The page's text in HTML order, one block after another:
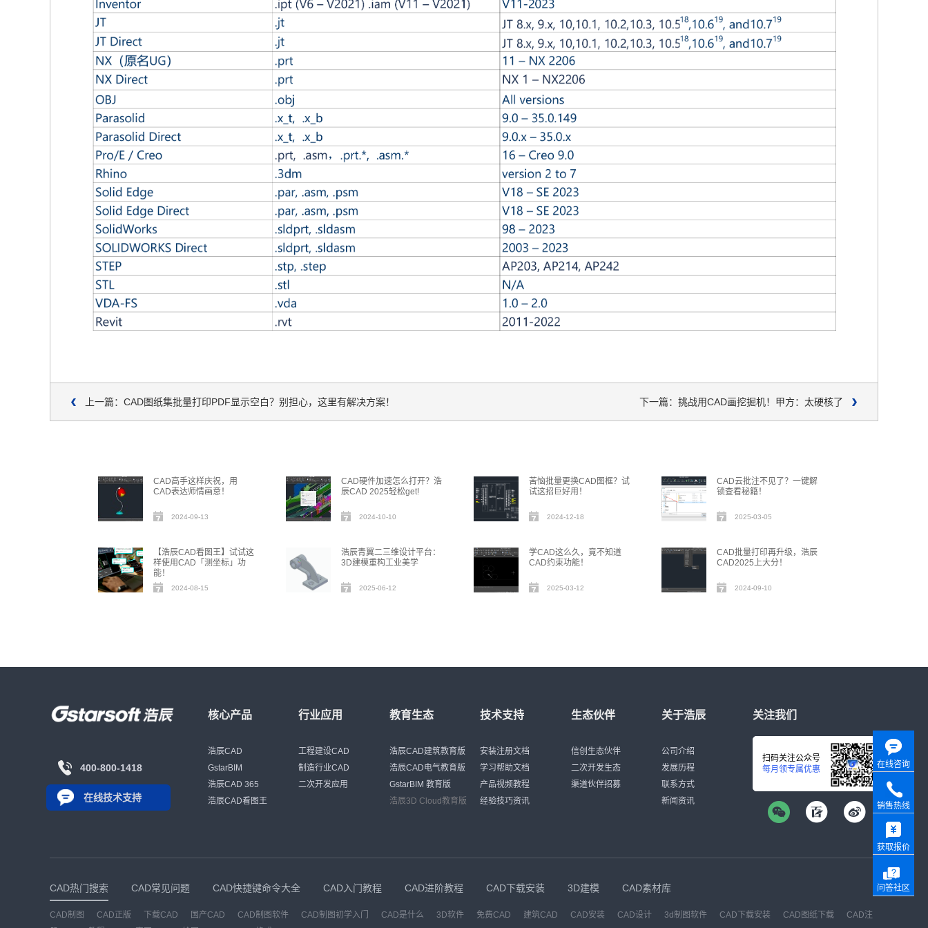
上一篇：CAD图纸集批量打印PDF显示空白？别担心，这里有解决方案！ 下一篇：挑战用CAD画挖掘机！甲方：太硬核了
CAD高手这样庆祝，用
CAD表达师情画意！
2024-09-13
CAD硬件加速怎么打开？浩
辰CAD 2025轻松get!
2024-10-10
苦恼批量更换CAD图框？试
试这招巨好用！
2024-12-18
CAD云批注不见了？一键解
锁查看秘籍！
2025-03-05
【浩辰CAD看图王】试试这
样使用CAD「测坐标」功
能！
2024-08-15
浩辰青翼二三维设计平台：
3D建模重构工业美学
2025-06-12
学CAD这么久，竟不知道
CAD约束功能！
2025-03-12
CAD批量打印再升级，浩辰
CAD2025上大分！
2024-09-10
400-800-1418
在线技术支持
核心产品
浩辰CAD
GstarBIM
浩辰CAD 365
浩辰CAD看图王
行业应用
工程建设CAD
制造行业CAD
二次开发应用
教育生态
浩辰CAD建筑教育版
浩辰CAD电气教育版
GstarBIM 教育版
浩辰3D Cloud教育版
技术支持
安装注册文档
学习帮助文档
产品视频教程
经验技巧资讯
生态伙伴
信创生态伙伴
二次开发生态
渠道伙伴招募
关于浩辰
公司介绍
发展历程
联系方式
新闻资讯
关注我们
扫码关注公众号
每月领专属优惠
CAD热门搜索 CAD常见问题 CAD快捷键命令大全 CAD入门教程 CAD进阶教程 CAD下载安装 3D建模 CAD素材库
CAD制图 CAD正版 下载CAD 国产CAD CAD制图软件 CAD制图初学入门 CAD是什么 3D软件 免费CAD 建筑CAD CAD安装 CAD设计 3d制图软件 CAD下载安装 CAD图纸下载
CAD注
在线咨询
销售热线
获取报价
问答社区